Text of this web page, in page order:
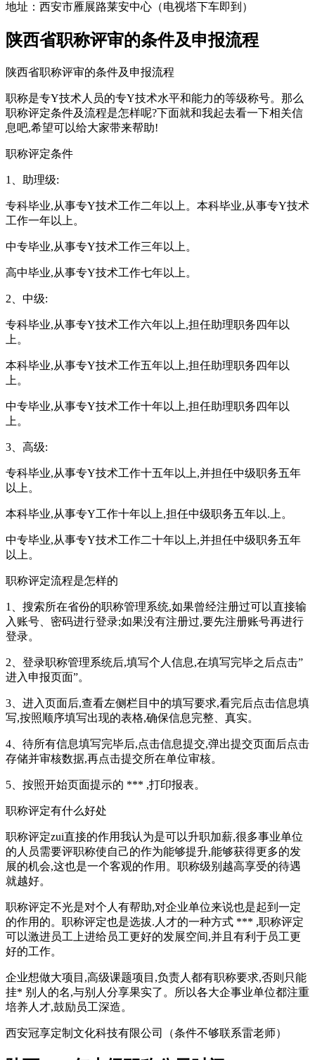
地址：西安市雁展路莱安中心（电视塔下车即到）
陕西省职称评审的条件及申报流程
陕西省职称评审的条件及申报流程
职称是专Y技术人员的专Y技术水平和能力的等级称号。那么
职称评定条件及流程是怎样呢?下面就和我起去看一下相关信
息吧,希望可以给大家带来帮助!
职称评定条件
1、助理级:
专科毕业,从事专Y技术工作二年以上。本科毕业,从事专Y技术
工作一年以上。
中专毕业,从事专Y技术工作三年以上。
高中毕业,从事专Y技术工作七年以上。
2、中级:
专科毕业,从事专Y技术工作六年以上,担任助理职务四年以
上。
本科毕业,从事专Y技术工作五年以上,担任助理职务四年以
上。
中专毕业,从事专Y技术工作十年以上,担任助理职务四年以
上。
3、高级:
专科毕业,从事专Y技术工作十五年以上,并担任中级职务五年
以上。
本科毕业,从事专Y工作十年以上,担任中级职务五年以.上。
中专毕业,从事专Y技术工作二十年以上,并担任中级职务五年
以上。
职称评定流程是怎样的
1、搜索所在省份的职称管理系统,如果曾经注册过可以直接输
入账号、密码进行登录;如果没有注册过,要先注册账号再进行
登录。
2、登录职称管理系统后,填写个人信息,在填写完毕之后点击”
进入申报页面”。
3、进入页面后,查看左侧栏目中的填写要求,看完后点击信息填
写,按照顺序填写出现的表格,确保信息完整、真实。
4、待所有信息填写完毕后,点击信息提交,弹出提交页面后点击
存储并审核数据,再点击提交所在单位审核。
5、按照开始页面提示的 *** ,打印报表。
职称评定有什么好处
职称评定zui直接的作用我认为是可以升职加薪,很多事业单位
的人员需要评职称使自己的作为能够提升,能够获得更多的发
展的机会,这也是一个客观的作用。职称级别越高享受的待遇
就越好。
职称评定不光是对个人有帮助,对企业单位来说也是起到一定
的作用的。职称评定也是选拔.人才的一种方式 *** ,职称评定
可以激进员工上进给员工更好的发展空间,并且有利于员工更
好的工作。
企业想做大项目,高级课题项目,负责人都有职称要求,否则只能
挂* 别人的名,与别人分享果实了。所以各大企事业单位都注重
培养人才,鼓励员工深造。
西安冠享定制文化科技有限公司（条件不够联系雷老师）